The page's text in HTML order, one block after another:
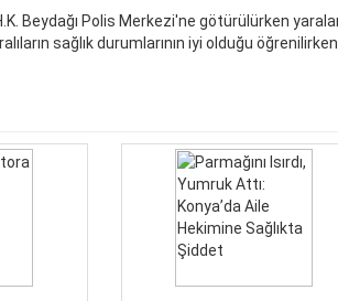
Beydağı Polis Merkezi'ne götürülürken
sağlık durumlarının iyi olduğu öğrenilirken